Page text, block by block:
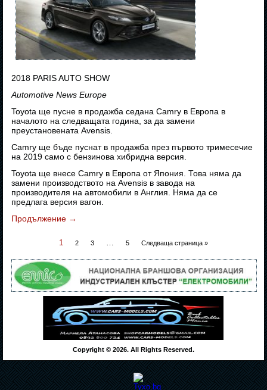
2018 PARIS AUTO SHOW
Automotive News Europe
Toyota ще пусне в продажба седана Camry в Европа в
началото на следващата година, за да замени
преустановената Avensis.
Camry ще бъде пуснат в продажба през първото тримесечие
на 2019 само с бензинова хибридна версия.
Toyota ще внесе Camry в Европа от Япония. Това няма да
замени производството на Avensis в завода на
производителя на автомобили в Англия. Няма да се
предлага версия вагон.
Продължение →
1 2 3 … 5 Следваща страница »
Copyright © 2026. All Rights Reserved.